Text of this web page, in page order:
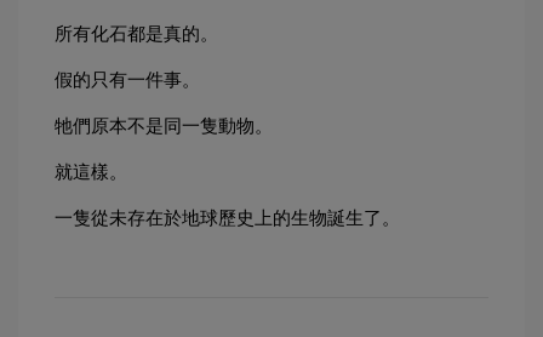
所有化石都是真的。
假的只有一件事。
牠們原本不是同一隻動物。
就這樣。
一隻從未存在於地球歷史上的生物誕生了。